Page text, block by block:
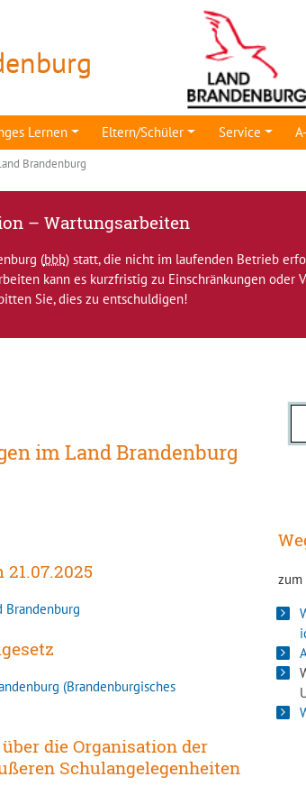
Lernen Eltern/Schüler Service
Brandenburg
– Wartungsarbeiten
(bbb) statt, die nicht im laufenden Betrieb
kann es kurzfristig zu Einschränkungen oder
Sie, dies zu entschuldigen!
im Land Brandenburg
Brandenburg
(Brandenburgisches
die Organisation der
Schulangelegenheiten
zum